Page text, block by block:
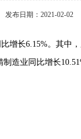
发布日期：2021-02-
增长6.15%。其中
造业同比增长